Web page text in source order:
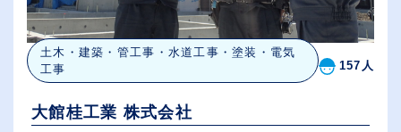
土木・建築・管工事・水道工事・塗装・電気
工事
157人
大館桂工業 株式会社